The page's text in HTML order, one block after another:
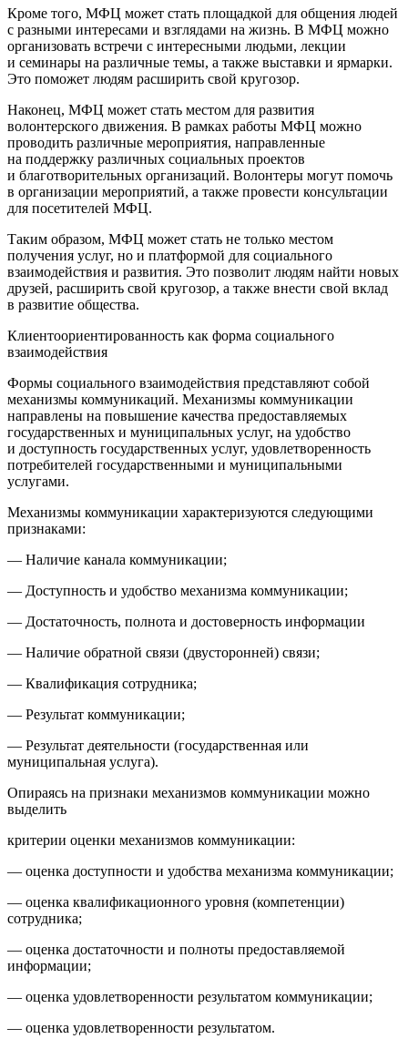
Кроме того, МФЦ может стать площадкой для общения людей
с разными интересами и взглядами на жизнь. В МФЦ можно
организовать встречи с интересными людьми, лекции
и семинары на различные темы, а также выставки и ярмарки.
Это поможет людям расширить свой кругозор.
Наконец, МФЦ может стать местом для развития
волонтерского движения. В рамках работы МФЦ можно
проводить различные мероприятия, направленные
на поддержку различных социальных проектов
и благотворительных организаций. Волонтеры могут помочь
в организации мероприятий, а также провести консультации
для посетителей МФЦ.
Таким образом, МФЦ может стать не только местом
получения услуг, но и платформой для социального
взаимодействия и развития. Это позволит людям найти новых
друзей, расширить свой кругозор, а также внести свой вклад
в развитие общества.
Клиентоориентированность как форма социального
взаимодействия
Формы социального взаимодействия представляют собой
механизмы коммуникаций. Механизмы коммуникации
направлены на повышение качества предоставляемых
государственных и муниципальных услуг, на удобство
и доступность государственных услуг, удовлетворенность
потребителей государственными и муниципальными
услугами.
Механизмы коммуникации характеризуются следующими
признаками:
— Наличие канала коммуникации;
— Доступность и удобство механизма коммуникации;
— Достаточность, полнота и достоверность информации
— Наличие обратной связи (двусторонней) связи;
— Квалификация сотрудника;
— Результат коммуникации;
— Результат деятельности (государственная или
муниципальная услуга).
Опираясь на признаки механизмов коммуникации можно
выделить
критерии оценки механизмов коммуникации:
— оценка доступности и удобства механизма коммуникации;
— оценка квалификационного уровня (компетенции)
сотрудника;
— оценка достаточности и полноты предоставляемой
информации;
— оценка удовлетворенности результатом коммуникации;
— оценка удовлетворенности результатом.